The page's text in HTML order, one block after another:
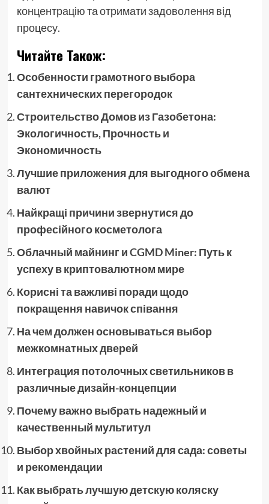
концентрацію та отримати задоволення від
процесу.
Читайте Також:
Особенности грамотного выбора
сантехнических перегородок
Строительство Домов из Газобетона:
Экологичность, Прочность и
Экономичность
Лучшие приложения для выгодного обмена
валют
Найкращі причини звернутися до
професійного косметолога
Облачный майнинг и CGMD Miner: Путь к
успеху в криптовалютном мире
Корисні та важливі поради щодо
покращення навичок співання
На чем должен основываться выбор
межкомнатных дверей
Интеграция потолочных светильников в
различные дизайн-концепции
Почему важно выбрать надежный и
качественный мультитул
Выбор хвойных растений для сада: советы
и рекомендации
Как выбрать лучшую детскую коляску